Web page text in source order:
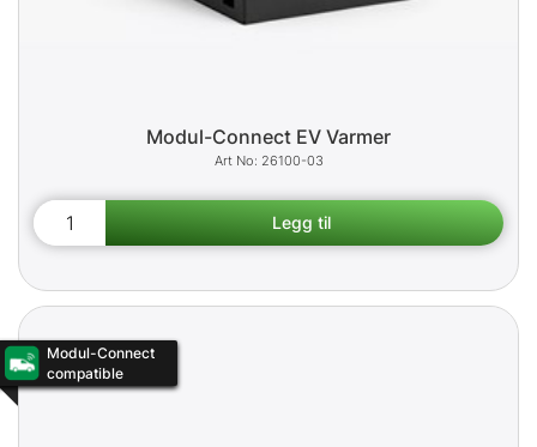
Modul-Connect EV Varmer
26100-03
Modul-Connect
compatible